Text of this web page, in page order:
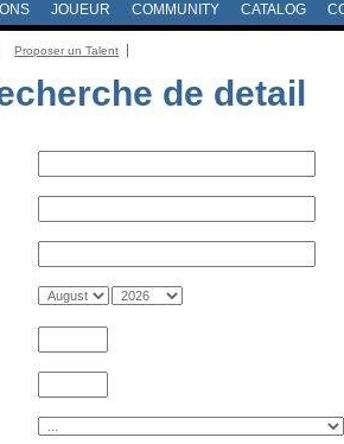
JOUEUR COMMUNITY CATALOG
Proposer un Talent
de detail